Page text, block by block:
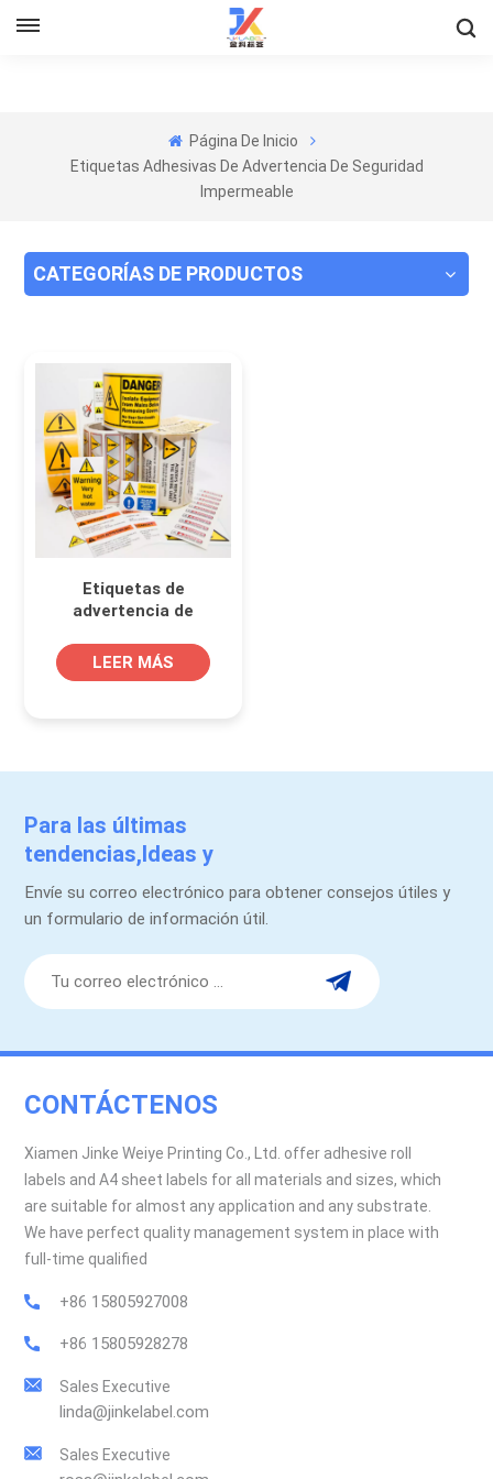
Página De Inicio
Etiquetas Adhesivas De Advertencia De Seguridad
Impermeable
CATEGORÍAS DE PRODUCTOS
Etiquetas de
advertencia de
autoadhesivo para
forma personalizada
LEER MÁS
Para las últimas
tendencias,Ideas y
promociones.
Envíe su correo electrónico para obtener consejos útiles y
un formulario de información útil.
CONTÁCTENOS
Xiamen Jinke Weiye Printing Co., Ltd. offer adhesive roll
labels and A4 sheet labels for all materials and sizes, which
are suitable for almost any application and any substrate.
We have perfect quality management system in place with
full-time qualified
+86 15805927008
+86 15805928278
Sales Executive
linda@jinkelabel.com
Sales Executive